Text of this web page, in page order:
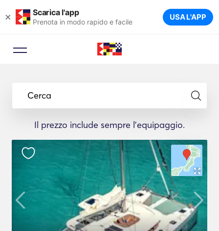
× Scarica l'app
Prenota in modo rapido e facile USA L'APP
Cerca
Il prezzo include sempre l'equipaggio.